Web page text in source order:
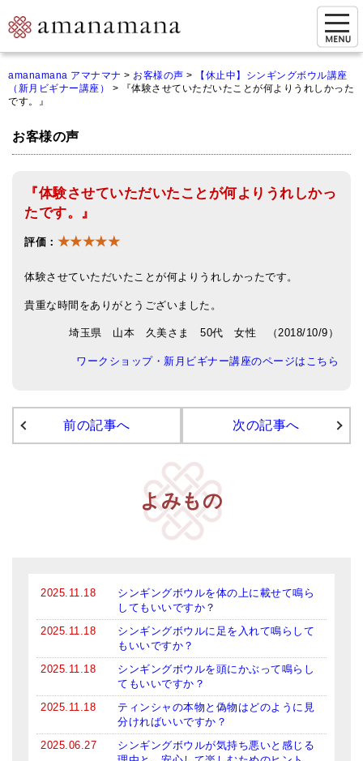
マイページ
ご来店予約（実店舗）
オンライン相談&購入
カートを見る
● チベット・シンギングボウル
マンダラ彫（黒・渋金）
特大シンギングボウル・特殊柄
スティック・マレット・リング（台座）
アマナマナのティンシャ
プレミアム・ティンシャ（L・M）
ベーシック・ティンシャ（4種）
ティンシャケース
amanamana アマナマナ > お客様の声 >
【休止中】シンギングボウル講座
（新月ビギナー講座）
>
『体験させていただいたことが何よりうれしかった
です。』
お客様の声
『体験させていただいたことが何よりうれしかっ
たです。』
評価： ★★★★★
体験させていただいたことが何よりうれしかったです。
貴重な時間をありがとうございました。
埼玉県 山本 久美さま 50代 女性 （2018/10/9）
ワークショップ・新月ビギナー講座のページはこちら
前の記事へ 次の記事へ
よみもの
2025.11.18
シンギングボウルを体の上に載せて鳴ら
してもいいですか？
2025.11.18
シンギングボウルに足を入れて鳴らして
もいいですか？
2025.11.18
シンギングボウルを頭にかぶって鳴らし
てもいいですか？
2025.11.18
ティンシャの本物と偽物はどのように見
分ければいいですか？
2025.06.27
シンギングボウルが気持ち悪いと感じる